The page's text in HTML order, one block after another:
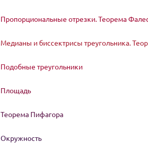
Пропорциональные отрезки. Теорема
Медианы и биссектрисы треугольника.
Подобные треугольники
Площадь
Теорема Пифагора
Окружность